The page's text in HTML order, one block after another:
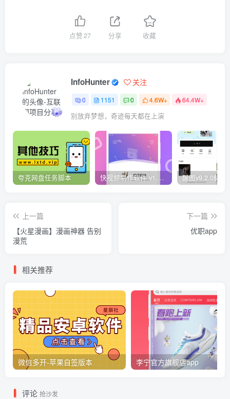
点赞27 分享 收藏
InfoHunter 关注
0 1151 0 4.6W+ 64.4W+
别放弃梦想，奇迹每天都在上演
夸克网盘任务脚本 快视频制作软件 v1.1.1安卓版
上一篇
【火星漫画】漫画神器 告别
漫荒
下一篇
优职app
相关推荐
微信多开-苹果自签版本 李宁官方旗舰店app
评论 抢沙发